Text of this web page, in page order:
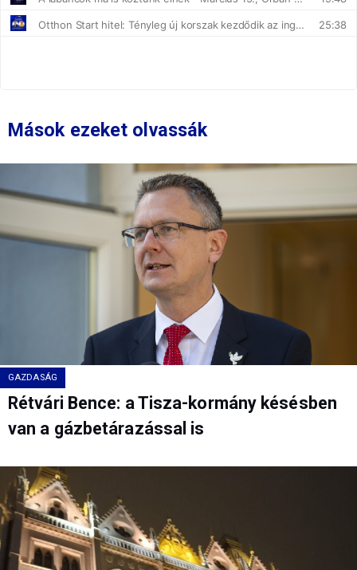
Mások ezeket olvassák
GAZDASÁG
Rétvári Bence: a Tisza-kormány késésben
van a gázbetárazással is